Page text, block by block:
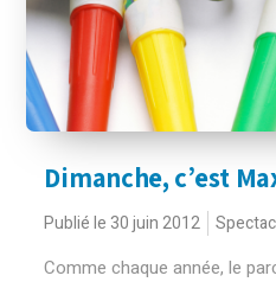
Dimanche, c’est
Publié le 30 juin 2012
Comme chaque année, le